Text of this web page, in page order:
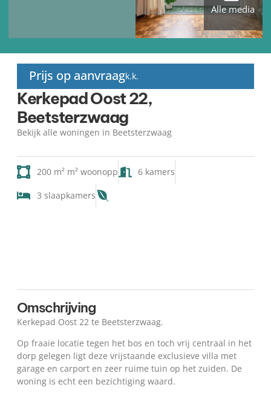
Alle media
Prijs op aanvraagk.k.
Kerkepad Oost 22,
Beetsterzwaag
Bekijk alle woningen in Beetsterzwaag
200 m² m² woonopp 6 kamers
3 slaapkamers
Omschrijving
Kerkepad Oost 22 te Beetsterzwaag.
Op fraaie locatie tegen het bos en toch vrij centraal in het
dorp gelegen ligt deze vrijstaande exclusieve villa met
garage en carport en zeer ruime tuin op het zuiden. De
woning is echt een bezichtiging waard.